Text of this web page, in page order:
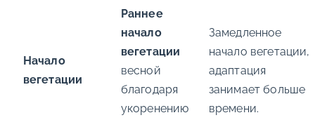
Начало
вегетации
Раннее
начало
вегетации
весной
благодаря
укоренению
Замедленное
начало вегетации,
адаптация
занимает больше
времени.